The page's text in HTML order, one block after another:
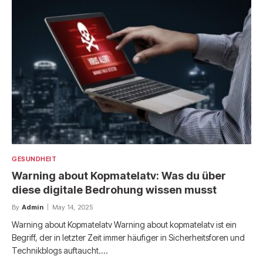
GESUNDHEIT
Warning about Kopmatelatv: Was du über
diese digitale Bedrohung wissen musst
By Admin May 14, 2025
Warning about Kopmatelatv Warning about kopmatelatv ist ein
Begriff, der in letzter Zeit immer häufiger in Sicherheitsforen und
Technikblogs auftaucht.…